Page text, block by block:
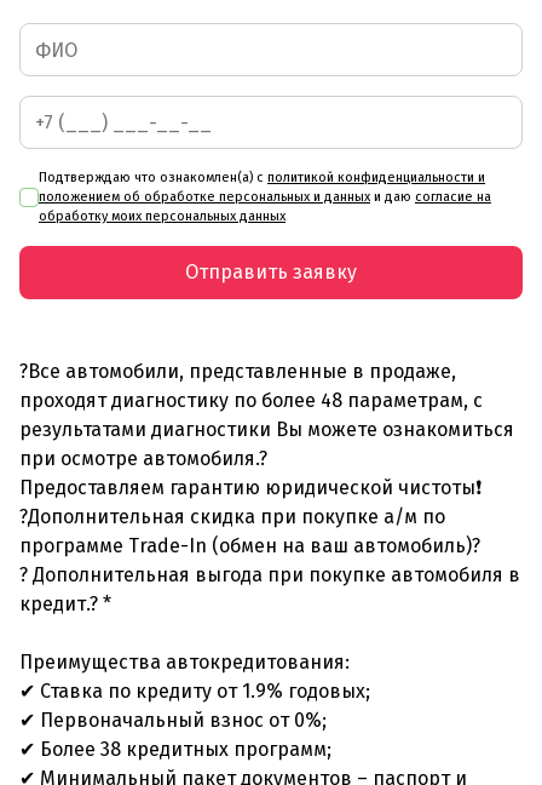
Подтверждаю что ознакомлен(а) с политикой конфиденциальности и
положением об обработке персональных и данных и даю согласие на
обработку моих персональных данных
Отправить заявку
?Все автомобили, представленные в продаже,
проходят диагностику по более 48 параметрам, с
результатами диагностики Вы можете ознакомиться
при осмотре автомобиля.?
Предоставляем гарантию юридической чистоты❗
?Дополнительная скидка при покупке а/м по
программе Trade-In (обмен на ваш автомобиль)?
? Дополнительная выгода при покупке автомобиля в
кредит.? *
Преимущества автокредитования:
✔ Ставка по кредиту от 1.9% годовых;
✔ Первоначальный взнос от 0%;
✔ Более 38 кредитных программ;
✔ Минимальный пакет документов – паспорт и